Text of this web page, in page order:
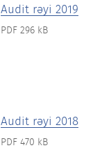
Audit rəyi 2019
PDF 296 kB
Audit rəyi 2018
PDF 470 kB